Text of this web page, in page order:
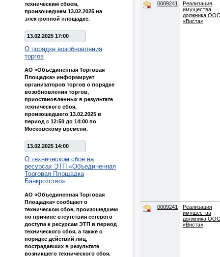
техническим сбоем,
произошедшем 13.02.2025 на
электронной площадке.
13.02.2025 17:00
О порядке возобновления
торгов
АО «Объединенная Торговая
Площадка» информирует
организаторов торгов о порядке
возобновления торгов,
приостановленных в результате
технического сбоя,
произошедшего 13.02.2025 в
период с 12:50 до 14:00 по
Московскому времени.
13.02.2025 14:00
О техническом сбое на
ресурсах ЭТП «Объединенная
Торговая Площадка
Банкротство»
АО «Объединенная Торговая
Площадка» сообщает о
техническом сбое, произошедшем
по причине отсутствия сетевого
доступа к ресурсам ЭТП в период
технического сбоя, а также о
порядке действий лиц,
пострадавших в результате
возникшего технического сбоя.
0009241
Реализация
имущества
должника
«Виста»
0009241
Реализация
имущества
должника
«Виста»